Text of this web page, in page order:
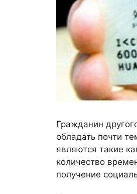
Гражданин
обладать почти
являются такие
количество
получение